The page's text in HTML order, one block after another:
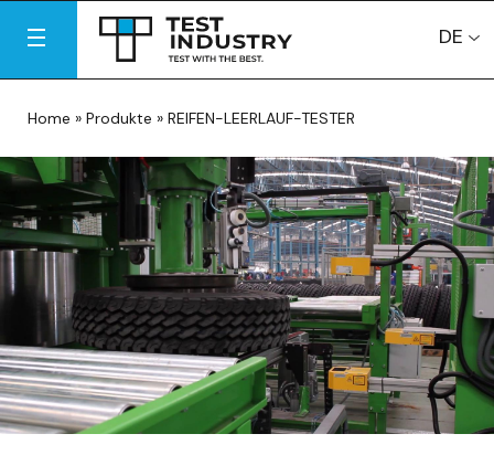
DE
Home » Produkte » REIFEN-LEERLAUF-TESTER